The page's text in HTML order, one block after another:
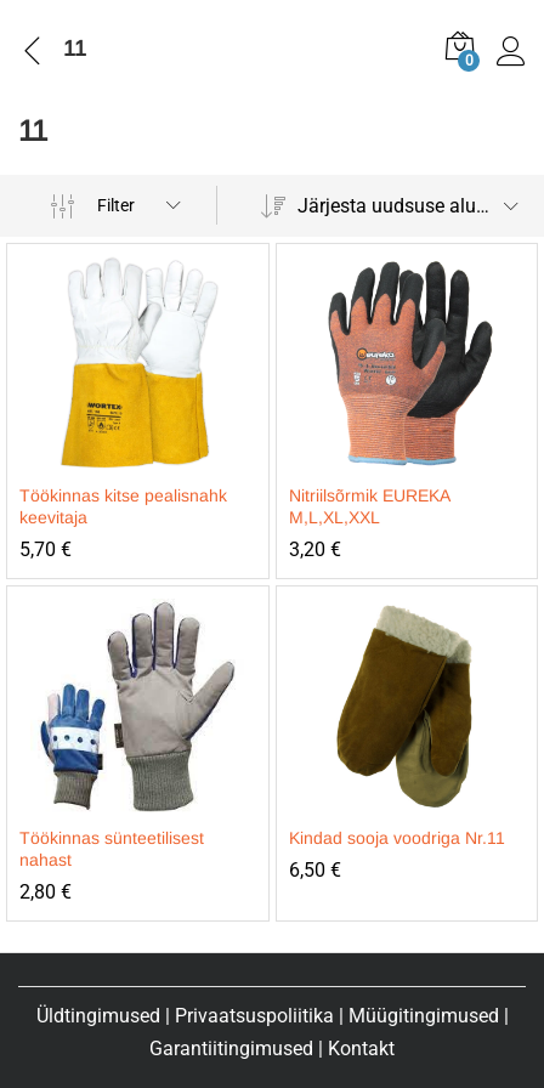
11 0
11
Filter Järjesta uudsuse alusel
Töökinnas kitse pealisnahk
keevitaja
5,70 €
Nitriilsõrmik EUREKA
M,L,XL,XXL
3,20 €
Töökinnas sünteetilisest
nahast
2,80 €
Kindad sooja voodriga Nr.11
6,50 €
Üldtingimused Privaatsuspoliitika Müügitingimused
Garantiitingimused
Kontakt